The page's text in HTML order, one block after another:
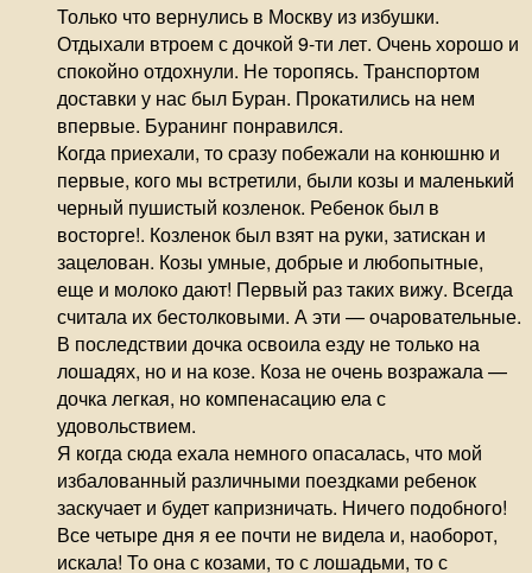
Только что вернулись в Москву из избушки.
Отдыхали втроем с дочкой 9-ти лет. Очень хорошо и
спокойно отдохнули. Не торопясь. Транспортом
доставки у нас был Буран. Прокатились на нем
впервые. Буранинг понравился.
Когда приехали, то сразу побежали на конюшню и
первые, кого мы встретили, были козы и маленький
черный пушистый козленок. Ребенок был в
восторге!. Козленок был взят на руки, затискан и
зацелован. Козы умные, добрые и любопытные,
еще и молоко дают! Первый раз таких вижу. Всегда
считала их бестолковыми. А эти — очаровательные.
В последствии дочка освоила езду не только на
лошадях, но и на козе. Коза не очень возражала —
дочка легкая, но компенасацию ела с
удовольствием.
Я когда сюда ехала немного опасалась, что мой
избалованный различными поездками ребенок
заскучает и будет капризничать. Ничего подобного!
Все четыре дня я ее почти не видела и, наоборот,
искала! То она с козами, то с лошадьми, то с